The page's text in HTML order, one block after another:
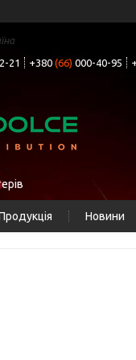
21 +380 (66) 000-40-95
Новини